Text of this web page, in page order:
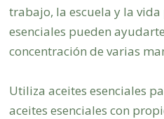
trabajo, la escuela y la vida
esenciales pueden
concentración de varias
Utiliza aceites esenciales
aceites esenciales con